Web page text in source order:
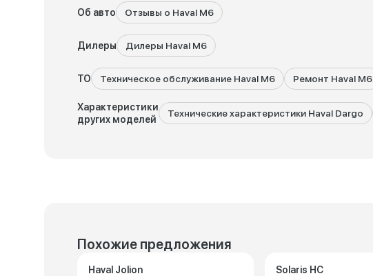
Об авто Отзывы о Haval M6
Дилеры Дилеры Haval M6
ТО Техническое обслуживание Haval M6 Ремонт Haval M6
Характеристики
других моделей
Технические характеристики Haval Dargo
Похожие предложения
Haval Jolion
Solaris HC